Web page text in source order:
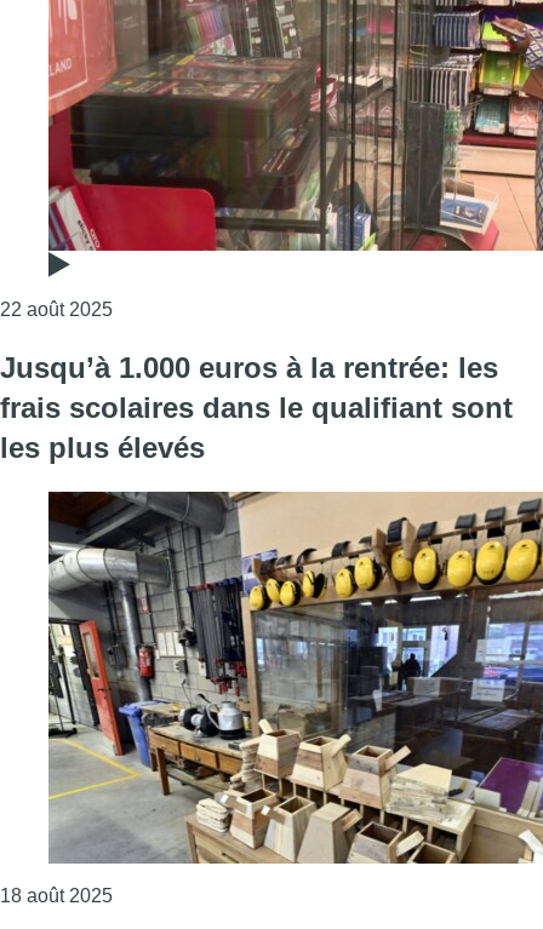
22 août 2025Consulter l'article "“Ils viennent tous en dernière
Jusqu’à 1.000 euros à la rentrée: les
frais scolaires dans le qualifiant sont
les plus élevés
18 août 2025Consulter l'article "Jusqu’à 1.000 euros à la